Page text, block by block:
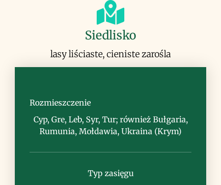
Siedlisko
lasy liściaste, cieniste zarośla
Uwagi
nazwa gatunkowa od nazwiska: Walter
badacz Bliskiego Wchodu
Rozmieszczenie
Cyp, Gre, Leb, Syr, Tur; również Bułgaria,
Rumunia, Mołdawia, Ukraina (Krym)
Typ zasięgu